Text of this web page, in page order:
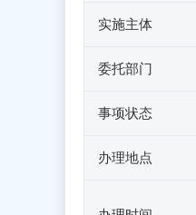
实施主体
委托部门
事项状态
办理地点